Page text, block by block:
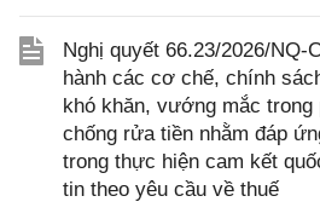
Nghị quyết 66.23/2026/NQ-
hành các cơ chế, chính
khó khăn, vướng mắc trong
chống rửa tiền nhằm đáp
trong thực hiện cam kết
tin theo yêu cầu về thuế